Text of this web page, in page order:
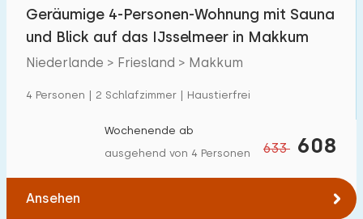
Kinderanimation
Kindereinrichtungen im Park
Zugänglichkeit
Eingeschränkte Mobilität
Rollstuhlgerecht
Hilfsmittel
Geräumige 4-Personen-Wohnung mit Sauna
und Blick auf das IJsselmeer in Makkum
Niederlande > Friesland > Makkum
4 Personen | 2 Schlafzimmer | Haustierfrei
633 608
Wochenende ab
ausgehend von 4 Personen
Ansehen